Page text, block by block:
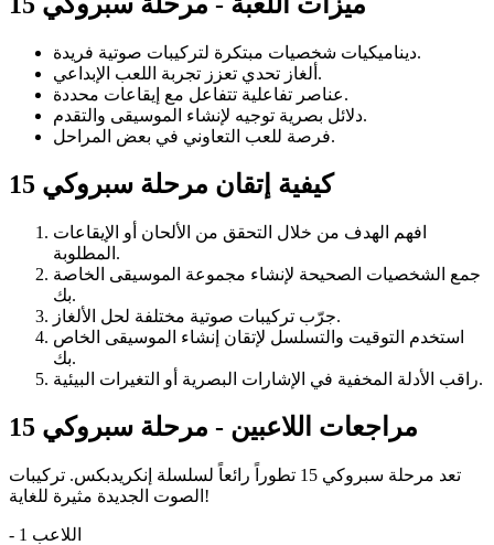
ديناميكيات شخصيات مبتكرة لتركيبات صوتية فريدة.
ألغاز تحدي تعزز تجربة اللعب الإبداعي.
عناصر تفاعلية تتفاعل مع إيقاعات محددة.
دلائل بصرية توجيه لإنشاء الموسيقى والتقدم.
فرصة للعب التعاوني في بعض المراحل.
كيفية إتقان مرحلة سبروكي 15
افهم الهدف من خلال التحقق من الألحان أو الإيقاعات
المطلوبة.
جمع الشخصيات الصحيحة لإنشاء مجموعة الموسيقى الخاصة
بك.
جرّب تركيبات صوتية مختلفة لحل الألغاز.
استخدم التوقيت والتسلسل لإتقان إنشاء الموسيقى الخاص
بك.
راقب الأدلة المخفية في الإشارات البصرية أو التغيرات البيئية.
مراجعات اللاعبين - مرحلة سبروكي 15
تعد مرحلة سبروكي 15 تطوراً رائعاً لسلسلة إنكريدبكس. تركيبات
الصوت الجديدة مثيرة للغاية!
- اللاعب 1